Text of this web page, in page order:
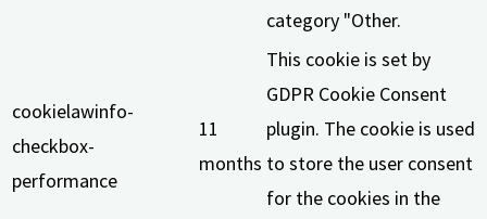
category "Other.
cookielawinfo-
checkbox-
performance
11
months
This cookie is set by
GDPR Cookie Consent
plugin. The cookie is used
to store the user consent
for the cookies in the